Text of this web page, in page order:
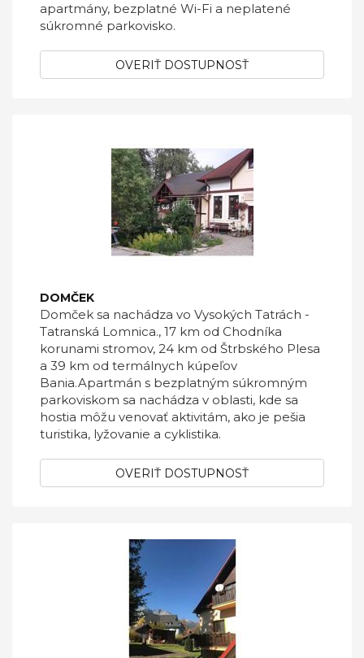
apartmány, bezplatné Wi-Fi a neplatené
súkromné parkovisko.
OVERIŤ DOSTUPNOSŤ
DOMČEK
Domček sa nachádza vo Vysokých Tatrách -
Tatranská Lomnica., 17 km od Chodníka
korunami stromov, 24 km od Štrbského Plesa
a 39 km od termálnych kúpeľov
Bania.Apartmán s bezplatným súkromným
parkoviskom sa nachádza v oblasti, kde sa
hostia môžu venovať aktivitám, ako je pešia
turistika, lyžovanie a cyklistika.
OVERIŤ DOSTUPNOSŤ